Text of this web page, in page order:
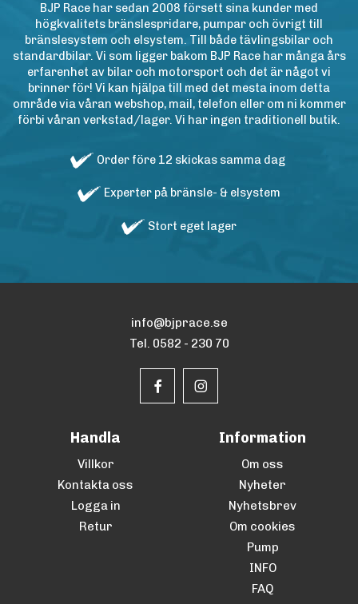
BJP Race har sedan 2008 försett sina kunder med
högkvalitets bränslespridare, pumpar och övrigt till
bränslesystem och elsystem. Till både tävlingsbilar och
standardbilar. Vi som ligger bakom BJP Race har många års
erfarenhet av bilar och motorsport och det är något vi
brinner för! Vi kan hjälpa till med det mesta inom detta
område via våran webshop, mail, telefon eller om ni kommer
förbi våran verkstad/lager. Vi har ingen traditionell butik.
Order före 12 skickas samma dag
Experter på bränsle- & elsystem
Stort eget lager
info@bjprace.se
Tel. 0582 - 230 70
Handla
Villkor
Kontakta oss
Logga in
Retur
Information
Om oss
Nyheter
Nyhetsbrev
Om cookies
Pump
INFO
FAQ